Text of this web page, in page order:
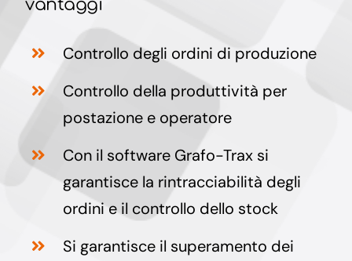
vantaggi
Controllo degli ordini di produzione
Controllo della produttività per
postazione e operatore
Con il software Grafo-Trax si
garantisce la rintracciabilità degli
ordini e il controllo dello stock
Si garantisce il superamento dei